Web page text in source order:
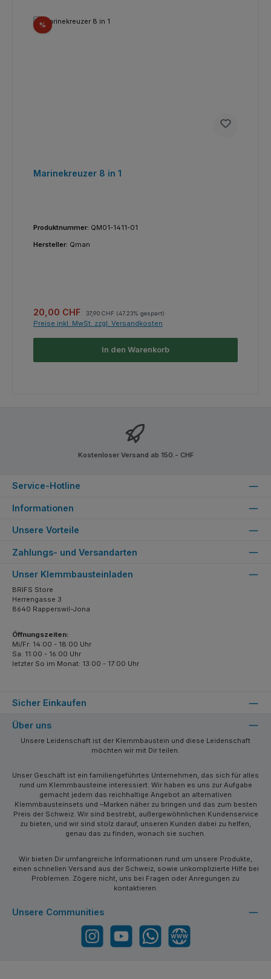
%Rabatt
Marinekreuzer 8 in 1
Produktnummer: QM01-1411-01
Hersteller: Qman
Verkaufspreis:
20,00 CHF 37,90 CHF (47.23% gespart)
Preise inkl. MwSt. zzgl. Versandkosten
In den Warenkorb
Kostenloser Versand ab 150.- CHF
Service-Hotline
Informationen
Unsere Vorteile
Zahlungs- und Versandarten
Sicher Einkaufen
Unser Klemmbausteinladen
BRIFS Store
Herrengasse 3
8640 Rapperswil-Jona
Öffnungszeiten:
Mi/Fr: 14:00 - 18:00 Uhr
Sa: 11:00 - 16:00 Uhr
letzter So im Monat: 13:00 - 17:00 Uhr
Über uns
Unsere Leidenschaft ist der Klemmbaustein und diese Leidenschaft
möchten wir mit Dir teilen.
Unser Geschäft ist ein familiengeführtes Unternehmen, das sich für alles
rund um Klemmbausteine interessiert. Wir haben es uns zur Aufgabe
gemacht jedem das reichhaltige Angebot an alternativen
Klemmbausteinsets und –Marken näher zu bringen und das zum besten
Preis der Schweiz. Wir sind bestrebt, außergewöhnlichen Kundenservice
zu bieten, und wir sind stolz darauf, unseren Kunden dabei zu helfen,
genau das zu finden, wonach sie suchen.
Wir bieten Dir umfangreiche Informationen rund um unsere Produkte,
einen schnellen Versand aus der Schweiz, sowie unkomplizierte Hilfe bei
Problemen. Zögere nicht, uns bei Fragen oder Anregungen zu
kontaktieren.
Unsere Communities
Instagram YouTube WhatsApp Website